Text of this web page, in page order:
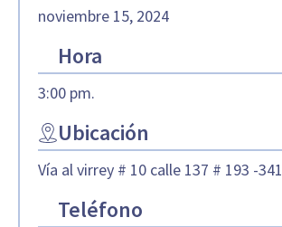
noviembre 15, 2024
Hora
3:00 pm.
Ubicación
Vía al virrey # 10 calle 137 # 193 -341
Teléfono